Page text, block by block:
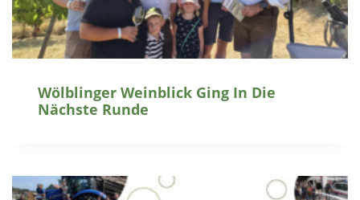
Wölblinger Weinblick Ging In Die
Nächste Runde